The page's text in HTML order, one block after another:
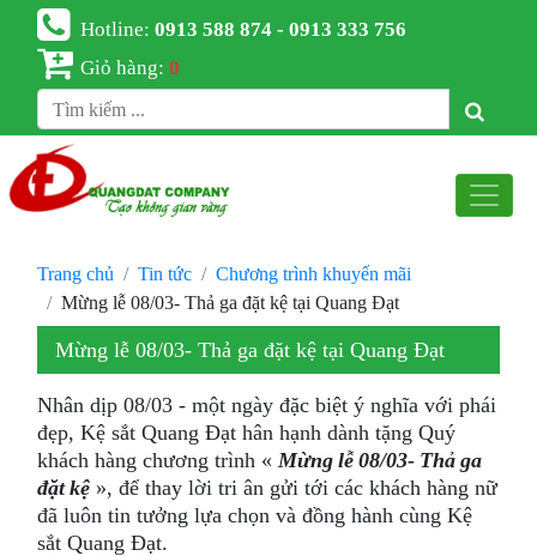
Hotline:0913 588 874 - 0913 333 756
Giỏ hàng:0
Trang chủ Tin tức
Chương trình khuyến mãi
Mừng lễ 08/03- Thả ga đặt kệ tại Quang Đạt
Mừng lễ 08/03- Thả ga đặt kệ tại Quang Đạt
Nhân dịp 08/03 - một ngày đặc biệt ý nghĩa với phái
đẹp, Kệ sắt Quang Đạt hân hạnh dành tặng Quý
khách hàng chương trình « Mừng lễ 08/03- Thả ga
đặt kệ », để thay lời tri ân gửi tới các khách hàng nữ
đã luôn tin tưởng lựa chọn và đồng hành cùng Kệ
sắt Quang Đạt.